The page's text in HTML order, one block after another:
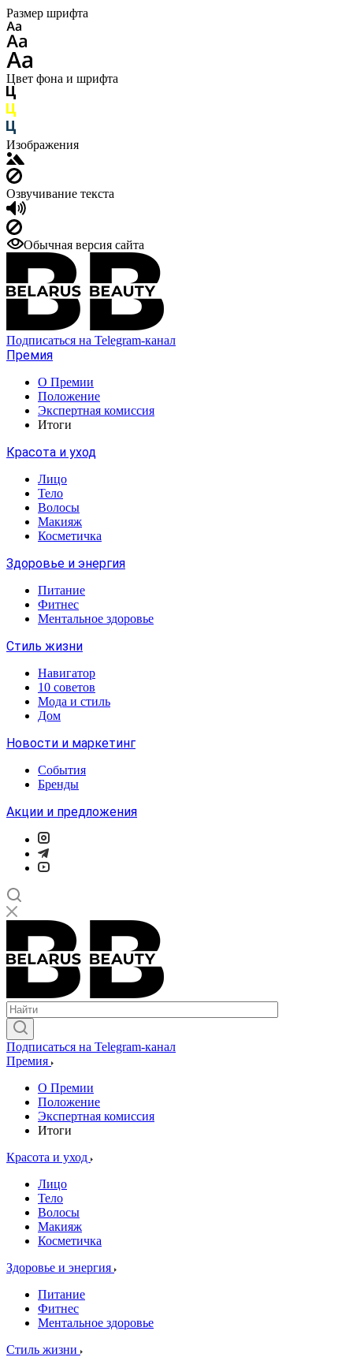
Размер шрифта
Цвет фона и шрифта
Изображения
Озвучивание текста
Обычная версия сайта
Подписаться на Telegram-канал
Премия
О Премии
Положение
Экспертная комиссия
Итоги
Красота и уход
Лицо
Тело
Волосы
Макияж
Косметичка
Здоровье и энергия
Питание
Фитнес
Ментальное здоровье
Стиль жизни
Навигатор
10 советов
Мода и стиль
Дом
Новости и маркетинг
События
Бренды
Акции и предложения
Подписаться на Telegram-канал
Премия
О Премии
Положение
Экспертная комиссия
Итоги
Красота и уход
Лицо
Тело
Волосы
Макияж
Косметичка
Здоровье и энергия
Питание
Фитнес
Ментальное здоровье
Стиль жизни